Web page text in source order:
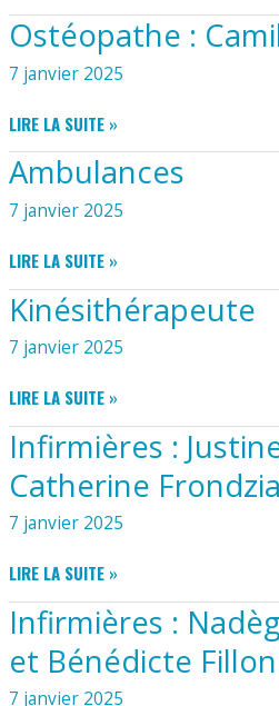
Ostéopathe :
7 janvier 2025
OSTÉOPATHE
:
CAMILLE
GAYE
LIRE LA SUITE »
Ambulances
7 janvier 2025
AMBULANCES
LIRE LA SUITE »
Kinésithérapeute
7 janvier 2025
KINÉSITHÉRAPEUTE
LIRE LA SUITE »
Infirmières :
Catherine
7 janvier 2025
INFIRMIÈRES
:
JUSTINE
PAMPIN
ET
CATHERINE
LIRE LA SUITE »
Infirmières :
et Bénédicte Fillon
7 janvier 2025